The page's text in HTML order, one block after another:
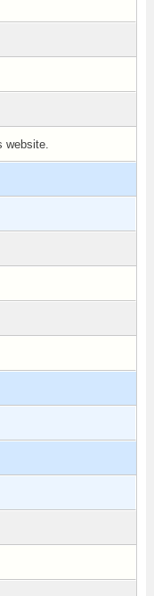
website.